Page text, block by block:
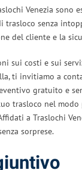
Venezia sono
trasloco senza
del cliente e la
sui costi e sui
ti invitiamo a
gratuito e
trasloco nel modo
a Traslochi
sorprese.